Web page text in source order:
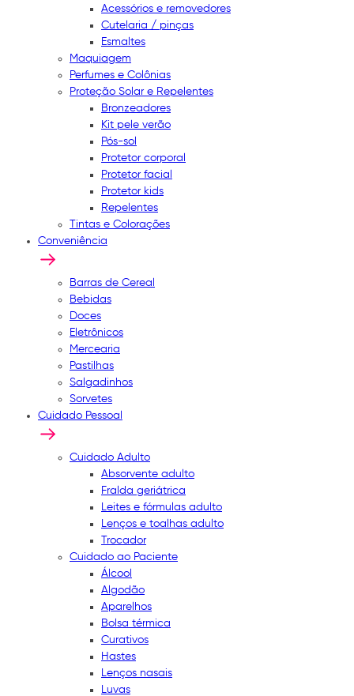
Acessórios e removedores
Cutelaria / pinças
Esmaltes
Maquiagem
Perfumes e Colônias
Proteção Solar e Repelentes
Bronzeadores
Kit pele verão
Pós-sol
Protetor corporal
Protetor facial
Protetor kids
Repelentes
Tintas e Colorações
Conveniência
Barras de Cereal
Bebidas
Doces
Eletrônicos
Mercearia
Pastilhas
Salgadinhos
Sorvetes
Cuidado Pessoal
Cuidado Adulto
Absorvente adulto
Fralda geriátrica
Leites e fórmulas adulto
Lenços e toalhas adulto
Trocador
Cuidado ao Paciente
Álcool
Algodão
Aparelhos
Bolsa térmica
Curativos
Hastes
Lenços nasais
Luvas